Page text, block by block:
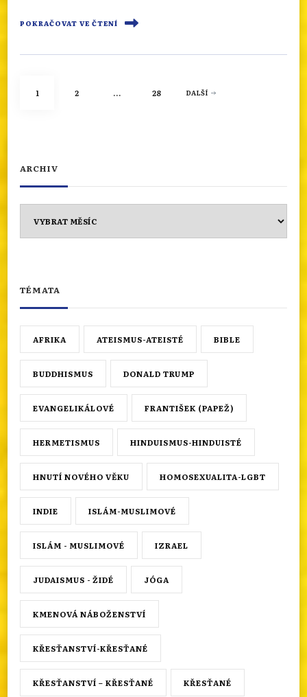
POKRAČOVAT VE ČTENÍ
Stránkování
STRÁNKA
1 STRÁNKA
2 … STRÁNKA
28 DALŠÍ
ARCHIV
TÉMATA
AFRIKA ATEISMUS-ATEISTÉ BIBLE
BUDDHISMUS DONALD TRUMP
EVANGELIKÁLOVÉ FRANTIŠEK (PAPEŽ)
HERMETISMUS HINDUISMUS-HINDUISTÉ
HNUTÍ NOVÉHO VĚKU HOMOSEXUALITA-LGBT
INDIE ISLÁM-MUSLIMOVÉ
ISLÁM - MUSLIMOVÉ IZRAEL
JUDAISMUS - ŽIDÉ JÓGA
KMENOVÁ NÁBOŽENSTVÍ
KŘESŤANSTVÍ-KŘESŤANÉ
KŘESŤANSTVÍ – KŘESŤANÉ KŘESŤANÉ